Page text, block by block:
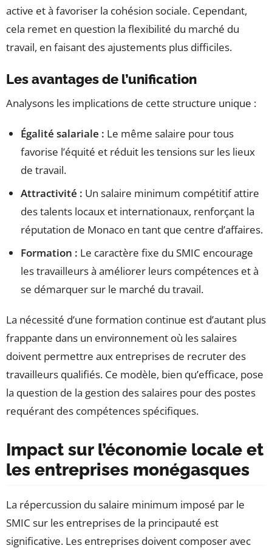
active et à favoriser la cohésion sociale. Cependant,
cela remet en question la flexibilité du marché du
travail, en faisant des ajustements plus difficiles.
Les avantages de l’unification
Analysons les implications de cette structure unique :
Égalité salariale : Le même salaire pour tous
favorise l’équité et réduit les tensions sur les lieux
de travail.
Attractivité : Un salaire minimum compétitif attire
des talents locaux et internationaux, renforçant la
réputation de Monaco en tant que centre d’affaires.
Formation : Le caractère fixe du SMIC encourage
les travailleurs à améliorer leurs compétences et à
se démarquer sur le marché du travail.
La nécessité d’une formation continue est d’autant plus
frappante dans un environnement où les salaires
doivent permettre aux entreprises de recruter des
travailleurs qualifiés. Ce modèle, bien qu’efficace, pose
la question de la gestion des salaires pour des postes
requérant des compétences spécifiques.
Impact sur l’économie locale et
les entreprises monégasques
La répercussion du salaire minimum imposé par le
SMIC sur les entreprises de la principauté est
significative. Les entreprises doivent composer avec